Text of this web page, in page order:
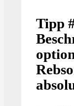
Tipp